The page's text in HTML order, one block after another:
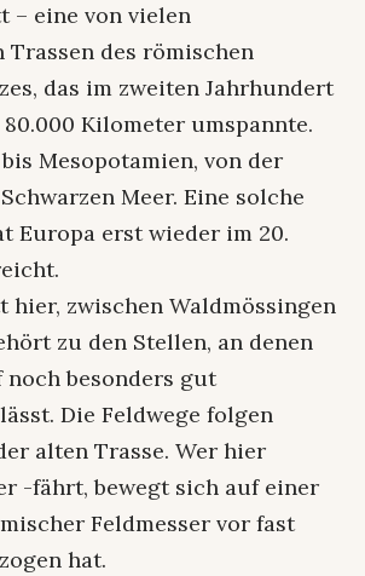
– eine von vielen
des römischen
das im zweiten Jahrhundert
Kilometer umspannte.
Mesopotamien, von der
Meer. Eine solche
Europa erst wieder im 20.
hier, zwischen Waldmössingen
zu den Stellen, an denen
besonders gut
Die Feldwege folgen
alten Trasse. Wer hier
-fährt, bewegt sich auf einer
Feldmesser vor fast
hat.